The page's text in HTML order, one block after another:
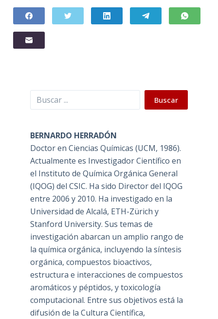
Buscar Buscar
BERNARDO HERRADÓN
Doctor en Ciencias Químicas (UCM, 1986).
Actualmente es Investigador Científico en
el Instituto de Química Orgánica General
(IQOG) del CSIC. Ha sido Director del IQOG
entre 2006 y 2010. Ha investigado en la
Universidad de Alcalá, ETH-Zürich y
Stanford University. Sus temas de
investigación abarcan un amplio rango de
la química orgánica, incluyendo la síntesis
orgánica, compuestos bioactivos,
estructura e interacciones de compuestos
aromáticos y péptidos, y toxicología
computacional. Entre sus objetivos está la
difusión de la Cultura Científica,